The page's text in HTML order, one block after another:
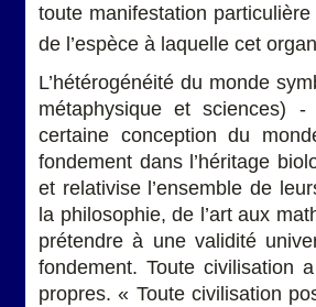
toute manifestation
de l’espèce à laquelle cet
L’hétérogénéité du monde
métaphysique et sciences)
certaine conception du
fondement dans l’héritage
et relativise l’ensemble de
la philosophie, de l’art aux
prétendre à une validité
fondement. Toute civilisation
propres. « Toute civilisation